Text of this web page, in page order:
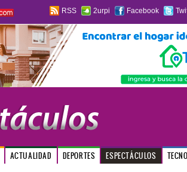
RSS 2urpi Facebook
ACTUALIDAD DEPORTES ESPECTÁCULOS